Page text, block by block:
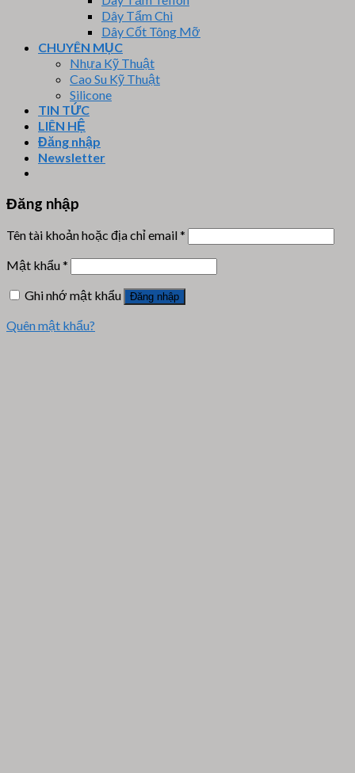
Dây Tẩm Chì
Dây Cốt Tông Mỡ
CHUYÊN MỤC
Nhựa Kỹ Thuật
Cao Su Kỹ Thuật
Silicone
TIN TỨC
LIÊN HỆ
Đăng nhập
Newsletter
Đăng nhập
Tên tài khoản hoặc địa chỉ email*
Mật khẩu*
Ghi nhớ mật khẩu
Đăng nhập
Quên mật khẩu?